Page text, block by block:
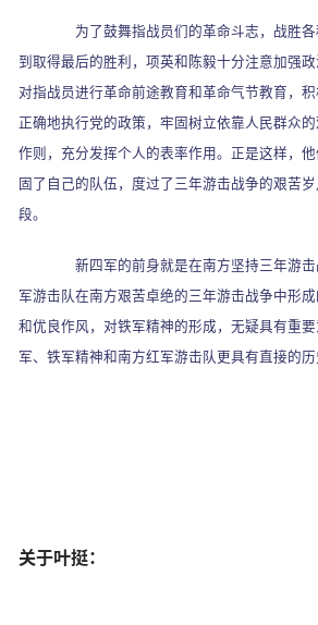
为了鼓舞指战员们的革命斗志，战胜各
到取得最后的胜利，项英和陈毅十分注意加强
对指战员进行革命前途教育和革命气节教育，积
正确地执行党的政策，牢固树立依靠人民群众
作则，充分发挥个人的表率作用。正是这样，
固了自己的队伍，度过了三年游击战争的艰苦
段。
新四军的前身就是在南方坚持三年游击
军游击队在南方艰苦卓绝的三年游击战争中形
和优良作风，对铁军精神的形成，无疑具有重
军、铁军精神和南方红军游击队更具有直接的历
关于叶挺：